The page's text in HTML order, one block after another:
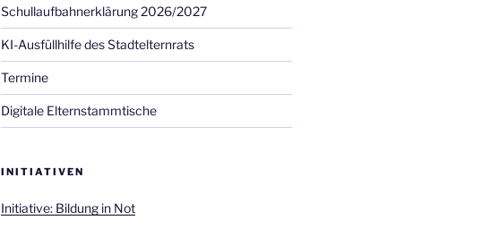
Schullaufbahnerklärung 2026/2027
KI-Ausfüllhilfe des Stadtelternrats
Termine
Digitale Elternstammtische
INITIATIVEN
Initiative: Bildung in Not